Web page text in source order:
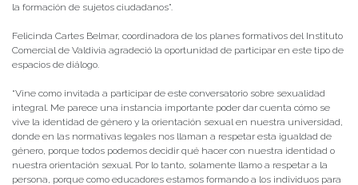
la formación de sujetos ciudadanos”.
Felicinda Cartes Belmar, coordinadora de los planes formativos del Instituto
Comercial de Valdivia agradeció la oportunidad de participar en este tipo de
espacios de diálogo.
“Vine como invitada a participar de este conversatorio sobre sexualidad
integral. Me parece una instancia importante poder dar cuenta cómo se
vive la identidad de género y la orientación sexual en nuestra universidad,
donde en las normativas legales nos llaman a respetar esta igualdad de
género, porque todos podemos decidir qué hacer con nuestra identidad o
nuestra orientación sexual. Por lo tanto, solamente llamo a respetar a la
persona, porque como educadores estamos formando a los individuos para